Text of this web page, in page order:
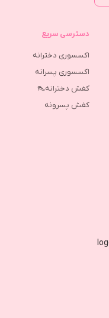
دسترسی سریع
اکسسوری دخترانه
اکسسوری پسرانه
کفش دخترانه👠
كفش پسرونه